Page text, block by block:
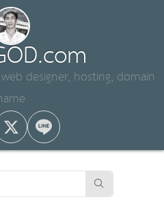
designer, hosting, domain